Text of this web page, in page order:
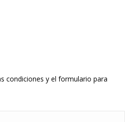
condiciones y el formulario para